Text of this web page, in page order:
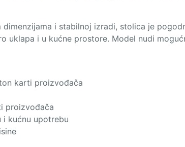
dimenzijama i stabilnoj izradi, stolica je
uklapa i u kućne prostore. Model nudi
karti proizvođača
proizvođača
i kućnu upotrebu